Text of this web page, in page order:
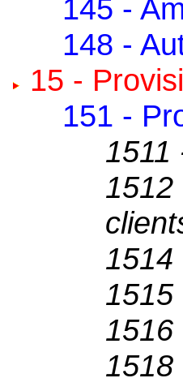
145 -
148 -
15 -
151 -
1511
1512
1514
1515
1516
1518